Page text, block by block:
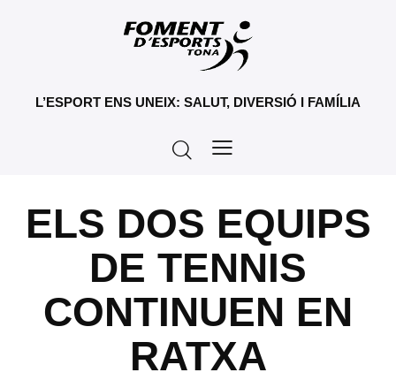
L’ESPORT ENS UNEIX: SALUT, DIVERSIÓ I FAMÍLIA
ELS DOS EQUIPS
DE TENNIS
CONTINUEN EN
RATXA